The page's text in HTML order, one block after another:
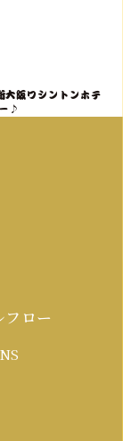
忘年会・
仕入れ、
早めの
大阪ワシントンホテ
♪
ロー